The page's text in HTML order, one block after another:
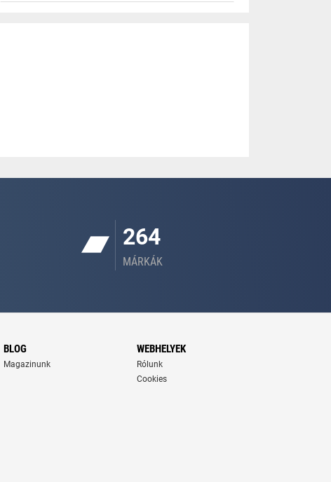
264
MÁRKÁK
BLOG
Magazinunk
WEBHELYEK
Rólunk
Cookies